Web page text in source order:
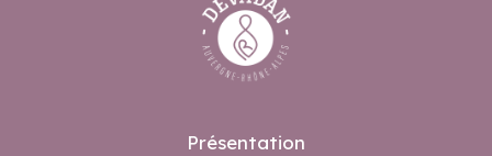
Présentation